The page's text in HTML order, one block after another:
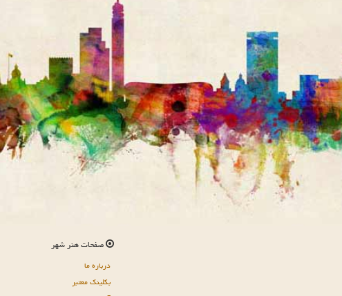
صفحات هنر شهر
درباره ما
بکلینک معتبر